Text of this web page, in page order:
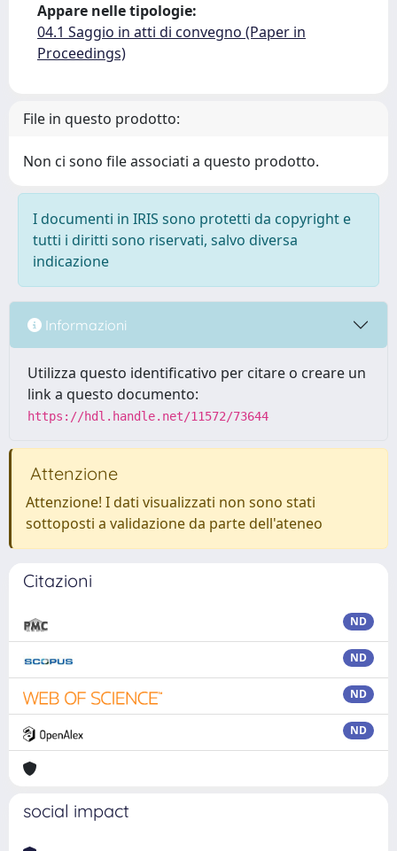
Appare nelle tipologie:
04.1 Saggio in atti di convegno (Paper in
Proceedings)
File in questo prodotto:
Non ci sono file associati a questo prodotto.
I documenti in IRIS sono protetti da copyright e
tutti i diritti sono riservati, salvo diversa
indicazione
Informazioni
Utilizza questo identificativo per citare o creare un
link a questo documento:
https://hdl.handle.net/11572/73644
Attenzione
Attenzione! I dati visualizzati non sono stati
sottoposti a validazione da parte dell'ateneo
Citazioni
ND
ND
ND
ND
social impact